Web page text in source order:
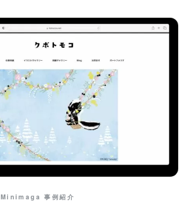
Minimaga 事例紹介